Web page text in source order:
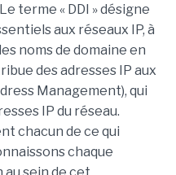
terme « DDI » désigne
aux réseaux IP, à
noms de domaine en
des adresses IP aux
Management), qui
IP du réseau.
chacun de ce qui
chaque